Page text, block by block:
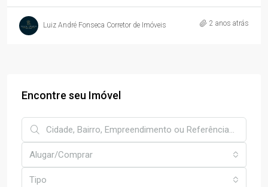
Luiz André Fonseca Corretor de Imóveis 2 anos atrás
Encontre seu Imóvel
Alugar/Comprar
Tipo